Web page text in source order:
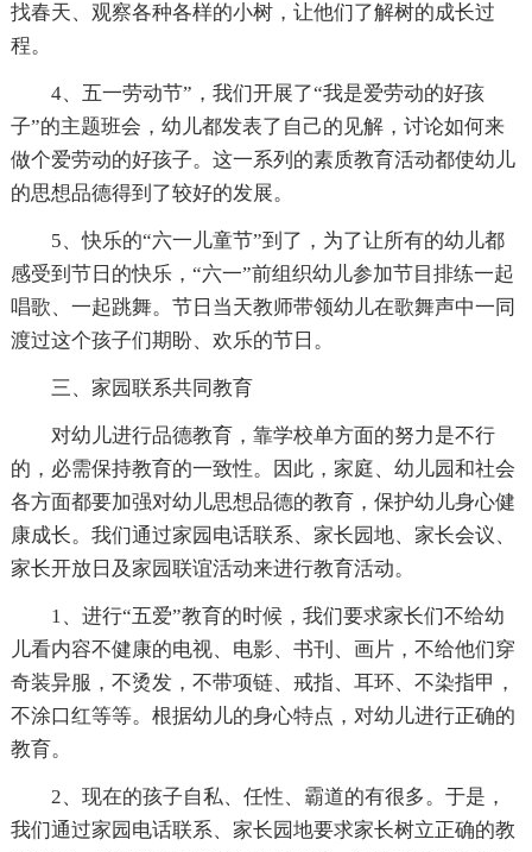
找春天、观察各种各样的小树，让他们了解树的成长过
程。
4、五一劳动节”，我们开展了“我是爱劳动的好孩
子”的主题班会，幼儿都发表了自己的见解，讨论如何来
做个爱劳动的好孩子。这一系列的素质教育活动都使幼儿
的思想品德得到了较好的发展。
5、快乐的“六一儿童节”到了，为了让所有的幼儿都
感受到节日的快乐，“六一”前组织幼儿参加节目排练一起
唱歌、一起跳舞。节日当天教师带领幼儿在歌舞声中一同
渡过这个孩子们期盼、欢乐的节日。
三、家园联系共同教育
对幼儿进行品德教育，靠学校单方面的努力是不行
的，必需保持教育的一致性。因此，家庭、幼儿园和社会
各方面都要加强对幼儿思想品德的教育，保护幼儿身心健
康成长。我们通过家园电话联系、家长园地、家长会议、
家长开放日及家园联谊活动来进行教育活动。
1、进行“五爱”教育的时候，我们要求家长们不给幼
儿看内容不健康的电视、电影、书刊、画片，不给他们穿
奇装异服，不烫发，不带项链、戒指、耳环、不染指甲，
不涂口红等等。根据幼儿的身心特点，对幼儿进行正确的
教育。
2、现在的孩子自私、任性、霸道的有很多。于是，
我们通过家园电话联系、家长园地要求家长树立正确的教